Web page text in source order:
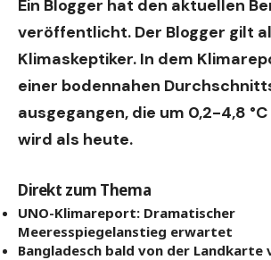
Ein Blogger hat den aktuellen
veröffentlicht. Der Blogger gilt
Klimaskeptiker. In dem
einer bodennahen
ausgegangen, die um 0,2-4,8
wird als heute.
Direkt zum Thema
UNO-Klimareport: Dramatischer
Meeresspiegelanstieg erwartet
Bangladesch bald von der Landkarte